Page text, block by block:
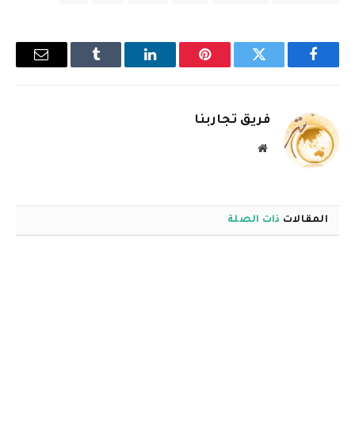
فيسبوك تويتر بينتيريستلينكدإن Tumblr
البريد
فريق تجاربنا
موقع
المقالات ذات الصلة